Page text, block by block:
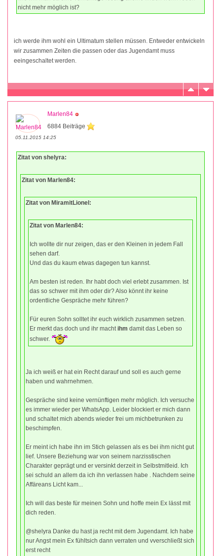
nicht mehr möglich ist?
ich werde ihm wohl ein Ultimatum stellen müssen. Entweder entwickeln
wir zusammen Zeiten die passen oder das Jugendamt muss
eeingeschaltet werden.
Marlen84
6884 Beiträge
05.11.2015 14:25
Zitat von shelyra:
Zitat von Marlen84:
Zitat von MiramitLionel:
Zitat von Marlen84:
Ich wollte dir nur zeigen, das er den Kleinen in jedem Fall
sehen darf.
Und das du kaum etwas dagegen tun kannst.
Am besten ist reden. Ihr habt doch viel erlebt zusammen. Ist
das so schwer mit ihm oder dir? Also könnt ihr keine
ordentliche Gespräche mehr führen?
Für euren Sohn solltet ihr euch wirklich zusammen setzen.
Er merkt das doch und ihr macht ihm damit das Leben so
schwer.
Ja ich weiß er hat ein Recht darauf und soll es auch gerne
haben und wahrnehmen.
Gespräche sind keine vernünftigen mehr möglich. Ich versuche
es immer wieder per WhatsApp. Leider blockiert er mich dann
und schaltet mich abends wieder frei um michbetrunken zu
beschimpfen.
Er meint ich habe ihn im Stich gelassen als es bei ihm nicht gut
lief. Unsere Beziehung war von seinem narzisstischen
Charakter geprägt und er versinkt derzeit in Selbstmitleid. Ich
sei schuld an allem da ich ihn verlassen habe . Nachdem seine
Affäreans Licht kam...
Ich will das beste für meinen Sohn und hoffe mein Ex lässt mit
dich reden.
@shelyra Danke du hast ja recht mit dem Jugendamt. Ich habe
nur Angst mein Ex fühltsich dann verraten und vverschließt sich
erst recht